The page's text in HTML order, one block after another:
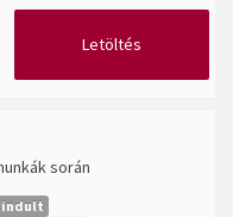
Letöltés
során
indult